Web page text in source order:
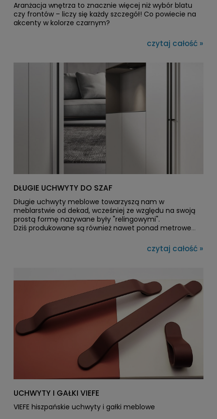
Aranżacja wnętrza to znacznie więcej niż wybór blatu
czy frontów – liczy się każdy szczegół! Co powiecie na
akcenty w kolorze czarnym?
czytaj całość »
DŁUGIE UCHWYTY DO SZAF
Długie uchwyty meblowe towarzyszą nam w
meblarstwie od dekad, wcześniej ze względu na swoją
prostą formę nazywane były "relingowymi".
Dziś produkowane są również nawet ponad metrowe
uchwyty o bogatym wzornictwie i kolorystyce.czytaj całość »
UCHWYTY I GAŁKI VIEFE
VIEFE hiszpańskie uchwyty i gałki meblowe